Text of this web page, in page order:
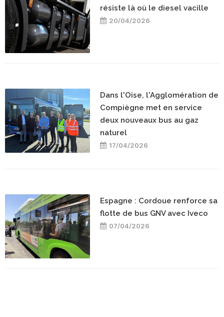
résiste là où le diesel vacille
20/04/2026
Dans l'Oise, l'Agglomération de
Compiègne met en service
deux nouveaux bus au gaz
naturel
17/04/2026
Espagne : Cordoue renforce sa
flotte de bus GNV avec Iveco
07/04/2026